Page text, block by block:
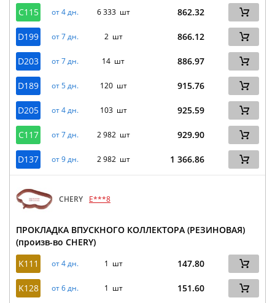
C115 от 4 дн. 6 333 шт 862.32
D199 от 7 дн. 2 шт 866.12
D203 от 7 дн. 14 шт 886.97
D189 от 5 дн. 120 шт 915.76
D205 от 4 дн. 103 шт 925.59
C117 от 7 дн. 2 982 шт 929.90
D137 от 9 дн. 2 982 шт 1 366.86
CHERY E***8
ПРОКЛАДКА ВПУСКНОГО КОЛЛЕКТОРА (РЕЗИНОВАЯ)
(произв-во CHERY)
K111
от 4 дн. 1 шт 147.80
K128 от 6 дн. 1 шт 151.60